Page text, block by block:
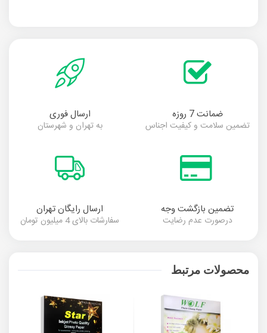
ضمانت 7 روزه
تضمین سلامت و کیفیت اجناس
ارسال فوری
به تهران و شهرستان
تضمین بازگشت وجه
درصورت عدم رضایت
ارسال رایگان تهران
سفارشات بالای 4 میلیون تومان
محصولات مرتبط